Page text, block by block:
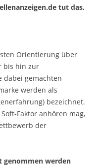
tut das.
Orientierung über
bis hin zur
dabei gemachten
werden als
bezeichnet.
Faktor anhören mag,
der
genommen werden